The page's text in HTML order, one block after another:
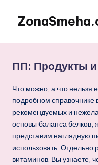
Перейти
содержимому
Правильное
питание
ПП: Продукты
Что можно, а что нельзя
подробном справочнике
рекомендуемых и
основы баланса белков,
представим наглядную
использовать. Отдельно
витаминов. Вы узнаете,